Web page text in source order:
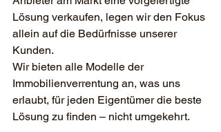
Lösung verkaufen, legen wir den Fokus
allein auf die Bedürfnisse unserer
Kunden.
Wir bieten alle Modelle der
Immobilienverrentung an, was uns
erlaubt, für jeden Eigentümer die beste
Lösung zu finden – nicht umgekehrt.